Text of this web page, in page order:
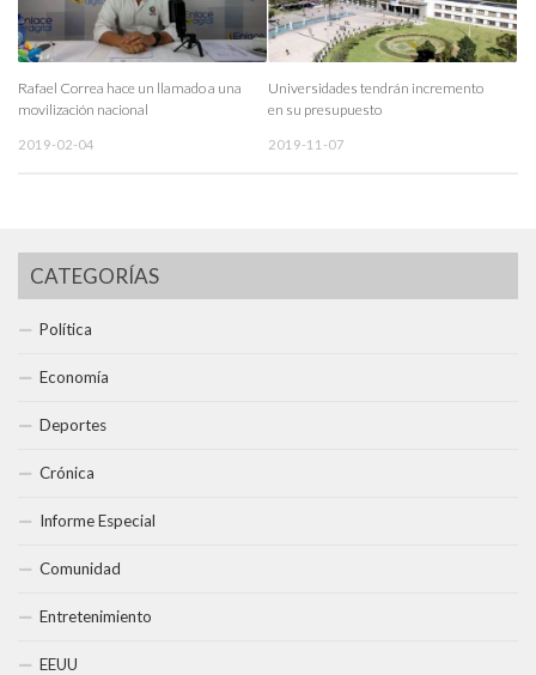
Rafael Correa hace un llamado a una
movilización nacional
2019-02-04
Universidades tendrán incremento
en su presupuesto
2019-11-07
CATEGORÍAS
Política
Economía
Deportes
Crónica
Informe Especial
Comunidad
Entretenimiento
EEUU